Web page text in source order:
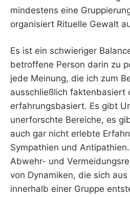
mindestens eine
organisiert Rituelle Gewalt
Es ist ein schwieriger
betroffene Person darin zu
jede Meinung, die ich zum
ausschließlich faktenbasiert
erfahrungsbasiert. Es gibt
unerforschte Bereiche, es
auch gar nicht erlebte
Sympathien und
Abwehr- und
von Dynamiken, die sich
innerhalb einer Gruppe